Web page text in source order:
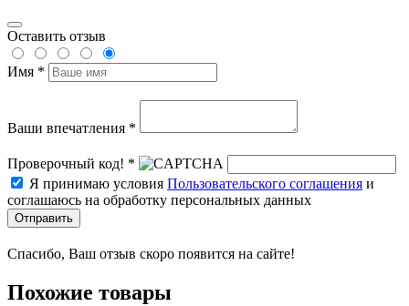
Оставить отзыв
Имя *
Ваши впечатления *
Проверочный код! *
Я принимаю условия Пользовательского соглашения и
соглашаюсь на обработку персональных данных
Отправить
Спасибо, Ваш отзыв скоро появится на сайте!
Похожие товары